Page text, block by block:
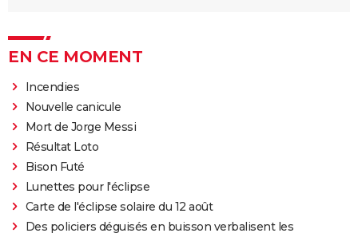
EN CE MOMENT
Incendies
Nouvelle canicule
Mort de Jorge Messi
Résultat Loto
Bison Futé
Lunettes pour l'éclipse
Carte de l'éclipse solaire du 12 août
Des policiers déguisés en buisson verbalisent les